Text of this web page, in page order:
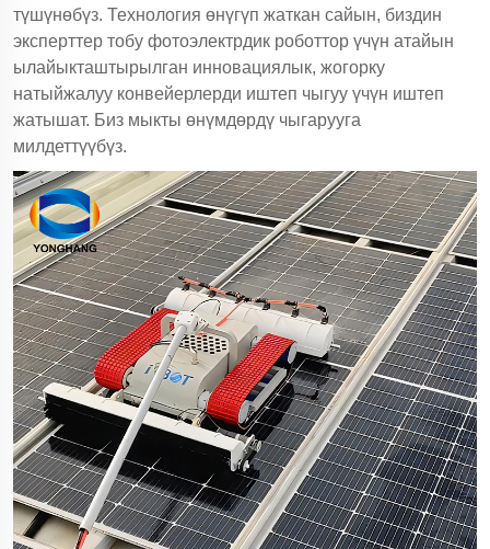
түшүнөбүз. Технология өнүгүп жаткан сайын, биздин
эксперттер тобу фотоэлектрдик роботтор үчүн атайын
ылайыкташтырылган инновациялык, жогорку
натыйжалуу конвейерлерди иштеп чыгуу үчүн иштеп
жатышат. Биз мыкты өнүмдөрдү чыгарууга
милдеттүүбүз.